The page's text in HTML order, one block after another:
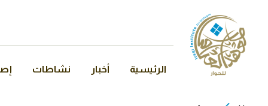
الرئيسية أخبار نشاطات